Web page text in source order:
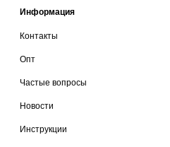
Информация
Контакты
Опт
Частые вопросы
Новости
Инструкции